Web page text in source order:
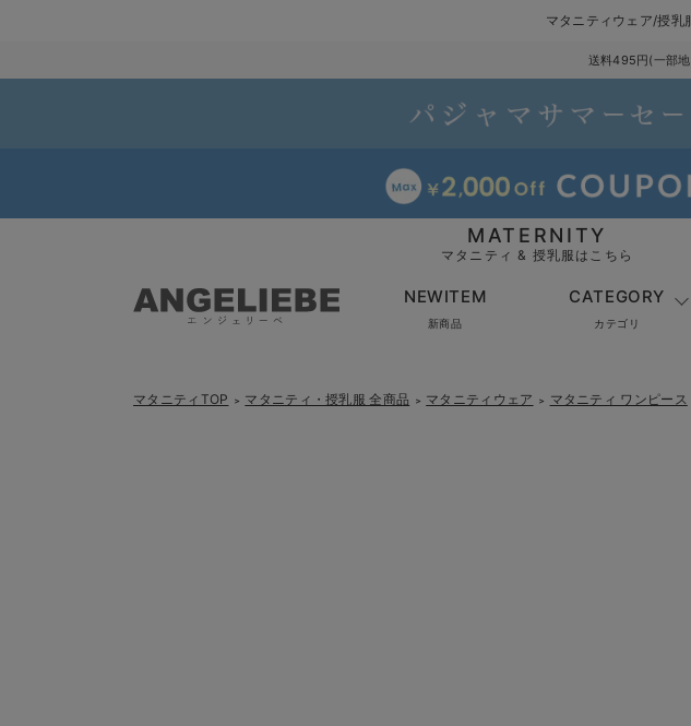
マタニティウェア/授乳
送料495円(一部
MATERNITY
マタニティ & 授乳服はこちら
NEWITEM
新商品
CATEGORY
カテゴリ
マタニティTOP ＞ マタニティ・授乳服 全商品 ＞ マタニティウェア ＞ マタニティ ワンピース